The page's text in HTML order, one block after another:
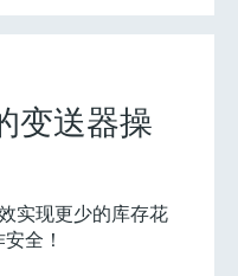
变送器操
实现更少的库存花
全！
结果 X Xpert选型 (0)
什么是FLEX产品选型
F L E X